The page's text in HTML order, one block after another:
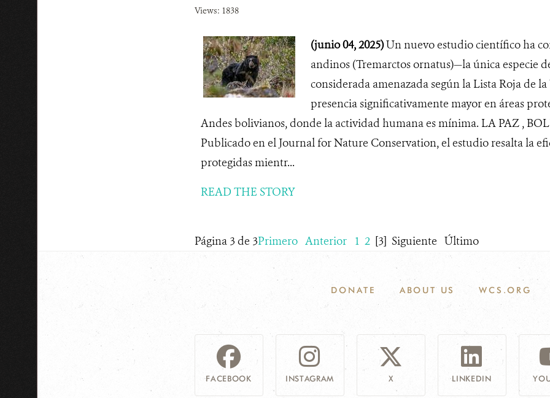
Views: 1838
(junio 04, 2025)Un nuevo estudio científico ha
andinos (Tremarctos ornatus)—la única especie
considerada amenazada según la Lista Roja de
presencia significativamente mayor en áreas
Andes bolivianos, donde la actividad humana es mínima. LA PAZ ,
Publicado en el Journal for Nature Conservation, el estudio resalta la
protegidas mientr...
READ THE STORY
Página 3 de 3Primero Anterior 1 2 [3] Siguiente Último
DONATE ABOUT US WCS.ORG
FACEBOOK INSTAGRAM X LINKEDIN